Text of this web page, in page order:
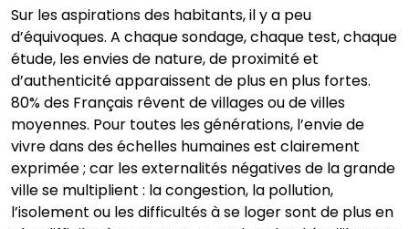
Sur les aspirations des habitants, il y a peu
d’équivoques. A chaque sondage, chaque test, chaque
étude, les envies de nature, de proximité et
d’authenticité apparaissent de plus en plus fortes.
80% des Français rêvent de villages ou de villes
moyennes. Pour toutes les générations, l’envie de
vivre dans des échelles humaines est clairement
exprimée ; car les externalités négatives de la grande
ville se multiplient : la congestion, la pollution,
l’isolement ou les difficultés à se loger sont de plus en